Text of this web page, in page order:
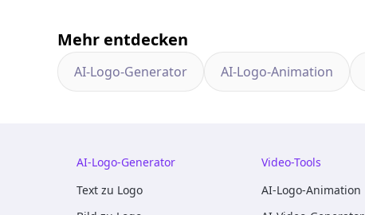
Mehr entdecken
AI-Logo-Generator AI-Logo-Animation
AI-Logo-Generator
Text zu Logo
Video-Tools
AI-Logo-Animation